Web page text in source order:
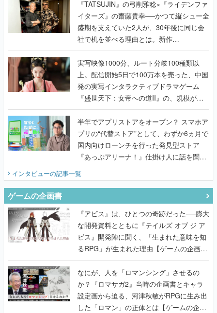
く
『TATSUJIN』の弓削雅稔×『ライデンファ
イターズ』の齋藤貴幸──かつて縦シュー全
盛期を支えていた2人が、30年後に同じ会
社で机を並べる理由とは。新作
『TATSUJIN EXTREME』で初タッグを組
んだレジェンド2人に訊く開発秘話
実写映像1000分、ルート分岐100種類以
上。配信開始5日で100万本を売った、中国
発の実写インタラクティブドラマゲーム
『盛世天下：女帝への道II』の、規模が違
うこだわりをプロデューサーに聞いた
半年でアプリストアをオープン？ スマホア
プリの“代替ストア”として、わずか6ヵ月で
国内向けローンチを行った発見型ストア
『あっぷアリーナ！』仕掛け人に話を聞い
インタビューの記事一覧
ゲームの企画書
『アビス』は、ひとつの奇跡だった──膨大
な開発資料とともに『テイルズ オブ ジ ア
ビス』開発陣に聞く、「生まれた意味を知
るRPG」が生まれた理由【ゲームの企画
書】
なにが、人を「ロマンシング」させるの
か？『ロマサガ2』当時の企画書とキャラ
設定画から迫る、河津秋敏がRPGに生み出
した「ロマン」の正体とは【ゲームの企画